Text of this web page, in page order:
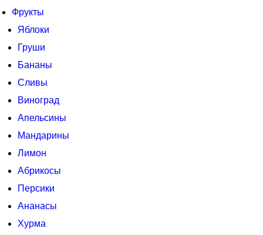
Фрукты
Яблоки
Груши
Бананы
Сливы
Виноград
Апельсины
Мандарины
Лимон
Абрикосы
Персики
Ананасы
Хурма